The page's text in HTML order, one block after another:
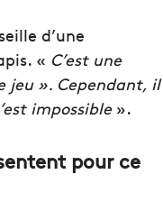
d’une
« C’est une
jeu ». Cependant, il
impossible».
pour ce